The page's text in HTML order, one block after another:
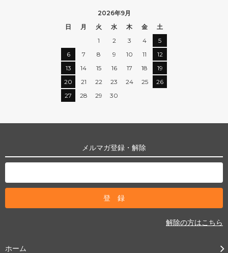
2026年9月
日
月 火 水 木 金
土
1
2 3 4
5
6
7 8 9 10 11
12
13
14 15 16 17 18
19
20
21 22 23 24 25
26
27
28 29 30
メルマガ登録・解除
解除の方はこちら
ホーム